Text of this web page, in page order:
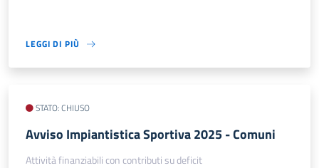
LEGGI DI PIÙ
STATO: CHIUSO
Avviso Impiantistica Sportiva 2025 - Comuni
Attività finanziabili con contributi su deficit